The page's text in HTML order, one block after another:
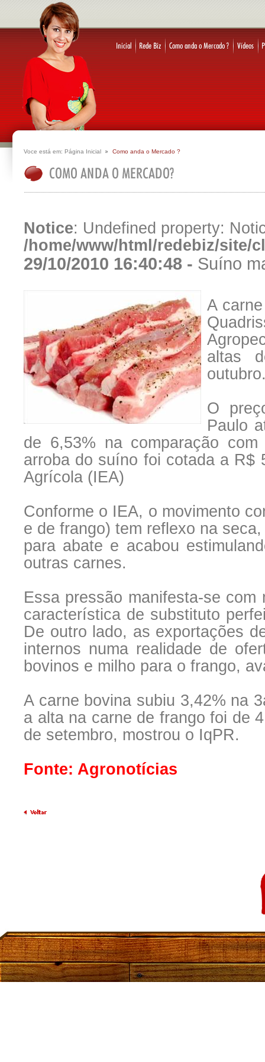
Voce está em: Página Inicial Como anda o Mercado ?
Notice: Undefined property:
/home/www/html/redebiz/site/
29/10/2010 16:40:48 - Suíno
A
altas
O
Paulo
de 6,53% na comparação
arroba do suíno foi cotada a R$
Agrícola (IEA)
Conforme o IEA, o movimento
e de frango) tem reflexo na
para abate e acabou
outras carnes.
Essa pressão manifesta-se
característica de substituto
De outro lado, as exportações
internos numa realidade de
bovinos e milho para o frango,
A carne bovina subiu 3,42% na
a alta na carne de frango foi de
de setembro, mostrou o IqPR.
Fonte: Agronotícias